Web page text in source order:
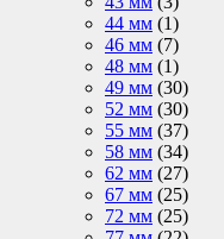
44 мм (1)
46 мм (7)
48 мм (1)
49 мм (30)
52 мм (30)
55 мм (37)
58 мм (34)
62 мм (27)
67 мм (25)
72 мм (25)